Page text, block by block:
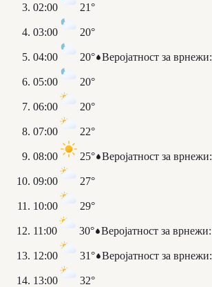
02:00 21°
03:00 20°
04:00 20° Веројатност за врнежи:
05:00 20°
06:00 20°
07:00 22°
08:00 25° Веројатност за врнежи:
09:00 27°
10:00 29°
11:00 30° Веројатност за врнежи:
12:00 31° Веројатност за врнежи:
13:00 32°